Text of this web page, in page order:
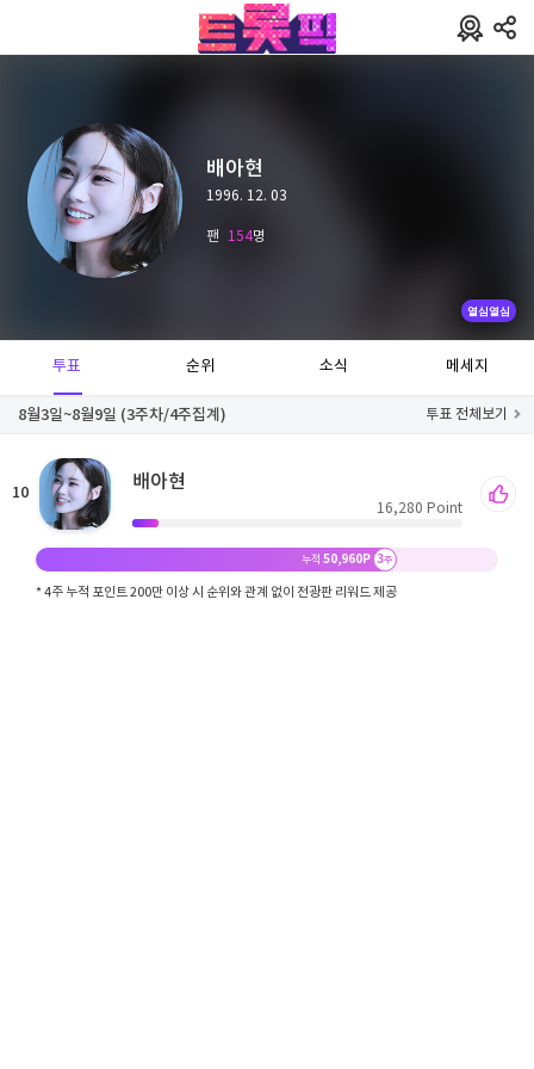
배아현
1996. 12. 03
팬 154명
열심열심
투표 순위 소식 메세지
8월3일~8월9일 (3주차/4주집계) 투표 전체보기
10 배아현
16,280 Point
누적 50,960P 3주
* 4주 누적 포인트 200만 이상 시 순위와 관계 없이 전광판 리워드 제공